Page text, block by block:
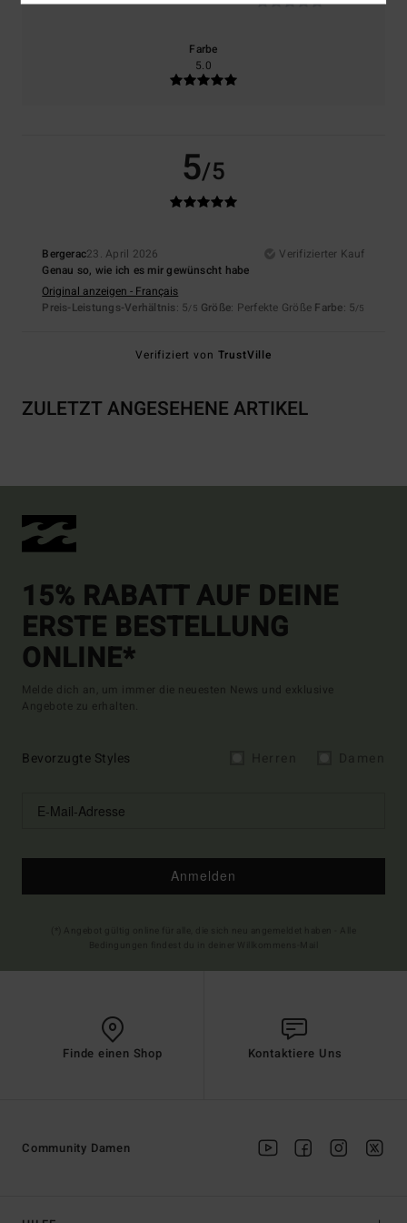
Farbe
5.0
5/5
Bergerac23. April 2026
Verifizierter Kauf
Genau so, wie ich es mir gewünscht habe
Original anzeigen - Français
Preis-Leistungs-Verhältnis: 5/5 Größe: Perfekte Größe Farbe: 5/5
Verifiziert von TrustVille
ZULETZT ANGESEHENE ARTIKEL
15% RABATT AUF DEINE
ERSTE BESTELLUNG
ONLINE*
Melde dich an, um immer die neuesten News und exklusive
Angebote zu erhalten.
Bevorzugte Styles
Anmelden
Finde einen Shop Kontaktiere Uns
Community Damen